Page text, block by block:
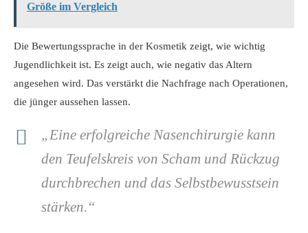
Größe im Vergleich
Die Bewertungssprache in der Kosmetik zeigt, wie wichtig
Jugendlichkeit ist. Es zeigt auch, wie negativ das Altern
angesehen wird. Das verstärkt die Nachfrage nach Operationen,
die jünger aussehen lassen.
„Eine erfolgreiche Nasenchirurgie kann
den Teufelskreis von Scham und Rückzug
durchbrechen und das Selbstbewusstsein
stärken.“